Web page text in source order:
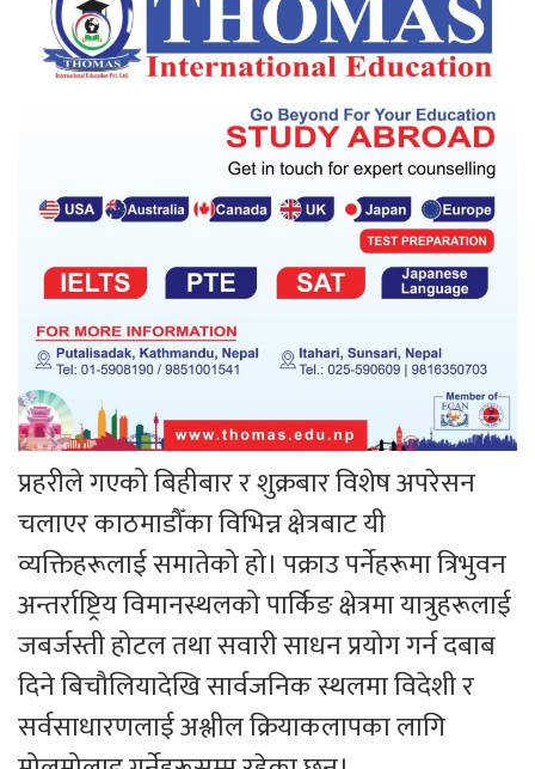
प्रहरीले गएको बिहीबार र शुक्रबार विशेष अपरेसन
चलाएर काठमाडौँका विभिन्न क्षेत्रबाट यी
व्यक्तिहरूलाई समातेको हो। पक्राउ पर्नेहरूमा त्रिभुवन
अन्तर्राष्ट्रिय विमानस्थलको पार्किङ क्षेत्रमा यात्रुहरूलाई
जबर्जस्ती होटल तथा सवारी साधन प्रयोग गर्न दबाब
दिने बिचौलियादेखि सार्वजनिक स्थलमा विदेशी र
सर्वसाधारणलाई अश्लील क्रियाकलापका लागि